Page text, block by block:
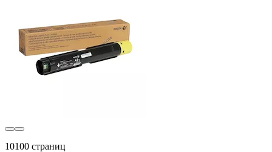
10100 страниц